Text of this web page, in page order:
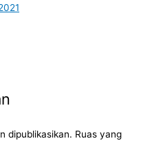
dipublikasikan. Ruas yang